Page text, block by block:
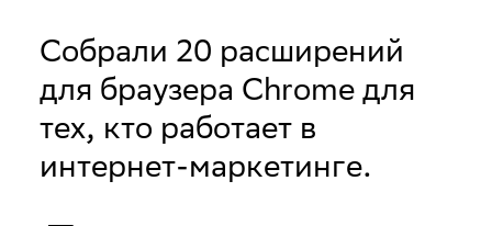
Собрали 20 расширений
для браузера Chrome для
тех, кто работает в
интернет-маркетинге.